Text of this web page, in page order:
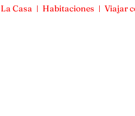
La Casa Habitaciones Viajar
La Casa Habitaciones